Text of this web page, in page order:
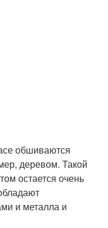
обшиваются
деревом. Такой
остается очень
и металла и